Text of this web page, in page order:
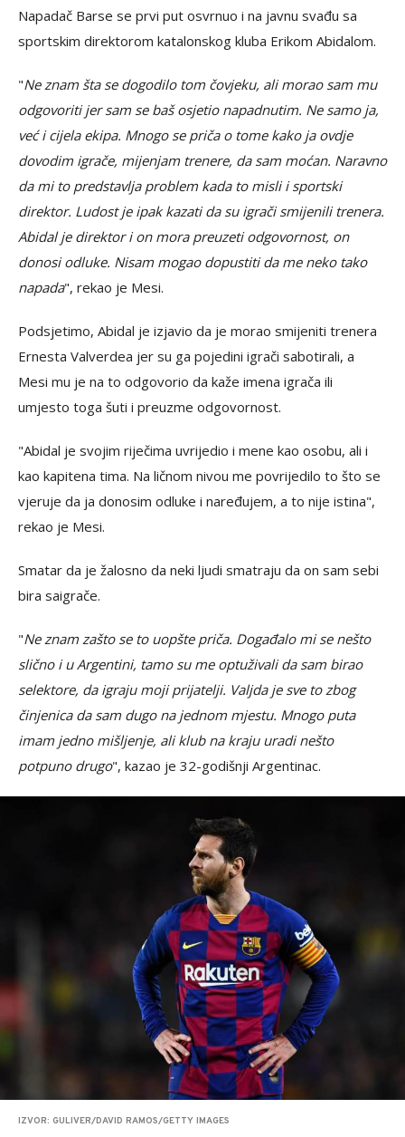
Napadač Barse se prvi put osvrnuo i na javnu svađu sa
sportskim direktorom katalonskog kluba Erikom Abidalom.
"Ne znam šta se dogodilo tom čovjeku, ali morao sam mu
odgovoriti jer sam se baš osjetio napadnutim. Ne samo ja,
već i cijela ekipa. Mnogo se priča o tome kako ja ovdje
dovodim igrače, mijenjam trenere, da sam moćan. Naravno
da mi to predstavlja problem kada to misli i sportski
direktor. Ludost je ipak kazati da su igrači smijenili trenera.
Abidal je direktor i on mora preuzeti odgovornost, on
donosi odluke. Nisam mogao dopustiti da me neko tako
napada", rekao je Mesi.
Podsjetimo, Abidal je izjavio da je morao smijeniti trenera
Ernesta Valverdea jer su ga pojedini igrači sabotirali, a
Mesi mu je na to odgovorio da kaže imena igrača ili
umjesto toga šuti i preuzme odgovornost.
"Abidal je svojim riječima uvrijedio i mene kao osobu, ali i
kao kapitena tima. Na ličnom nivou me povrijedilo to što se
vjeruje da ja donosim odluke i naređujem, a to nije istina",
rekao je Mesi.
Smatar da je žalosno da neki ljudi smatraju da on sam sebi
bira saigrače.
"Ne znam zašto se to uopšte priča. Događalo mi se nešto
slično i u Argentini, tamo su me optuživali da sam birao
selektore, da igraju moji prijatelji. Valjda je sve to zbog
činjenica da sam dugo na jednom mjestu. Mnogo puta
imam jedno mišljenje, ali klub na kraju uradi nešto
potpuno drugo", kazao je 32-godišnji Argentinac.
IZVOR: GULIVER/DAVID RAMOS/GETTY IMAGES